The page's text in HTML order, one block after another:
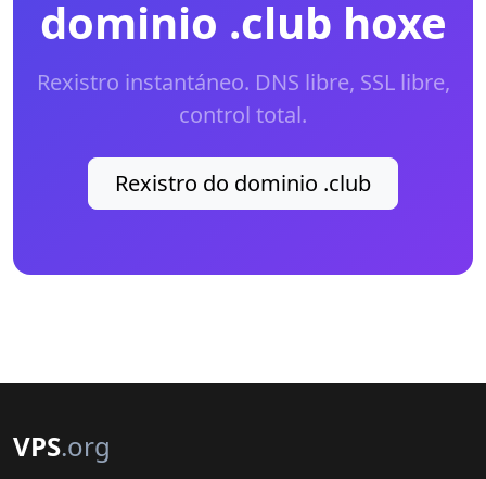
dominio .club hoxe
Rexistro instantáneo. DNS libre, SSL libre,
control total.
Rexistro do dominio .club
VPS.org